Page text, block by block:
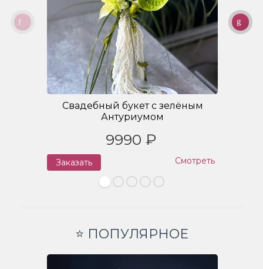
Свадебный букет с зелёным
Антуриумом
9990 ₽
Заказать Смотреть
⭐ ПОПУЛЯРНОЕ